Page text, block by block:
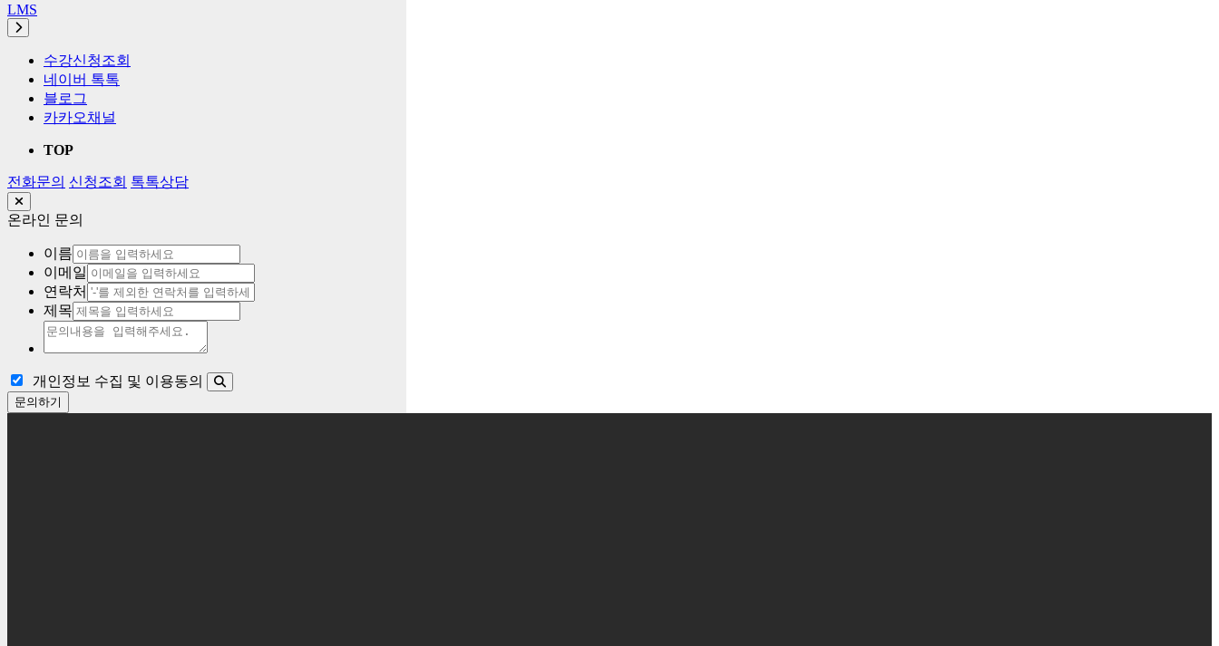
LMS
수강신청조회
네이버 톡톡
블로그
카카오채널
TOP
전화문의 신청조회 톡톡상담
온라인 문의
이름
이메일
연락처
제목
개인정보 수집 및 이용동의
문의하기